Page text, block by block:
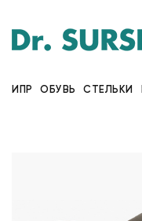
ИПР ОБУВЬ СТЕЛЬКИ